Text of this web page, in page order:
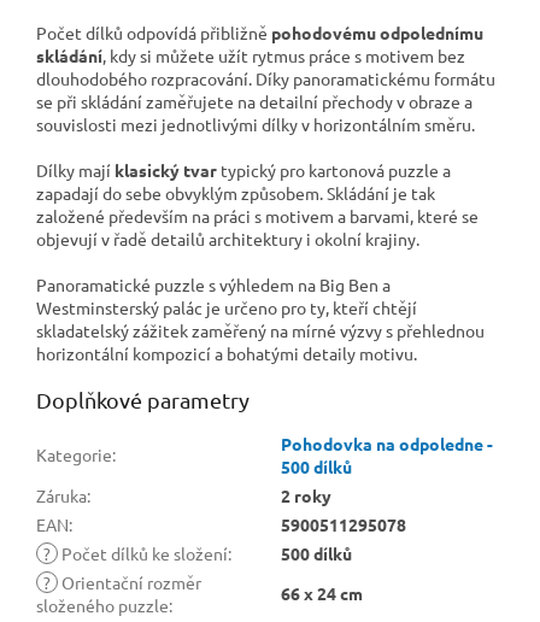
Počet dílků odpovídá přibližně pohodovému odpolednímu
skládání, kdy si můžete užít rytmus práce s motivem bez
dlouhodobého rozpracování. Díky panoramatickému formátu
se při skládání zaměřujete na detailní přechody v obraze a
souvislosti mezi jednotlivými dílky v horizontálním směru.
Dílky mají klasický tvar typický pro kartonová puzzle a
zapadají do sebe obvyklým způsobem. Skládání je tak
založené především na práci s motivem a barvami, které se
objevují v řadě detailů architektury i okolní krajiny.
Panoramatické puzzle s výhledem na Big Ben a
Westminsterský palác je určeno pro ty, kteří chtějí
skladatelský zážitek zaměřený na mírné výzvy s přehlednou
horizontální kompozicí a bohatými detaily motivu.
Doplňkové parametry
Kategorie:
Pohodovka na odpoledne -
500 dílků
Záruka:
2 roky
EAN:
5900511295078
? Počet dílků ke složení:
500 dílků
? Orientační rozměr
složeného puzzle:
66 x 24 cm